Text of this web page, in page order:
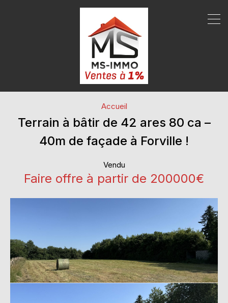
Accueil
Terrain à bâtir de 42 ares 80 ca –
40m de façade à Forville !
Vendu
Faire offre à partir de 200000€